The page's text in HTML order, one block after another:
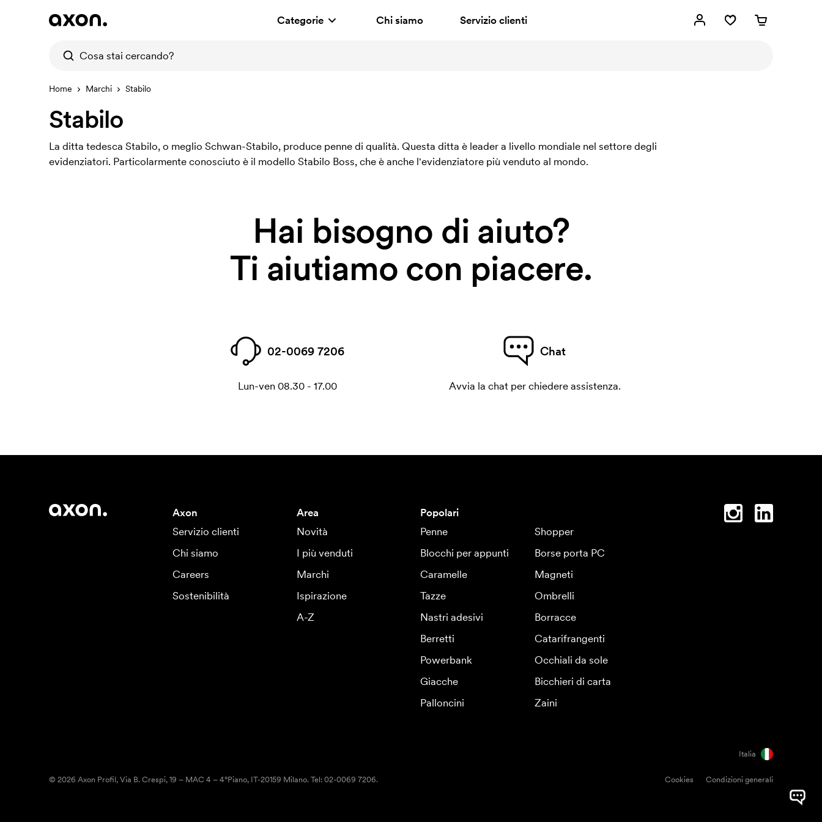
Categorie Chi siamo Servizio clienti
Home Marchi Stabilo
Stabilo
La ditta tedesca Stabilo, o meglio Schwan-Stabilo, produce penne di qualità. Questa ditta è leader a livello mondiale nel settore degli
evidenziatori. Particolarmente conosciuto è il modello Stabilo Boss, che è anche l'evidenziatore più venduto al mondo.
Hai bisogno di aiuto?
Ti aiutiamo con piacere.
02-0069 7206
Lun-ven 08.30 - 17.00
Chat
Avvia la chat per chiedere assistenza.
Axon
Servizio clienti
Chi siamo
Careers
Sostenibilità
Area
Novità
I più venduti
Marchi
Ispirazione
A-Z
Popolari
Penne
Shopper
Blocchi per appunti
Borse porta PC
Caramelle
Magneti
Tazze
Ombrelli
Nastri adesivi
Borracce
Berretti
Catarifrangenti
Powerbank
Occhiali da sole
Giacche
Bicchieri di carta
Palloncini
Zaini
Italia
Cookies Condizioni generali
© 2026 Axon Profil, Via B. Crespi, 19 – MAC 4 – 4°Piano, IT-20159 Milano. Tel: 02-0069 7206.